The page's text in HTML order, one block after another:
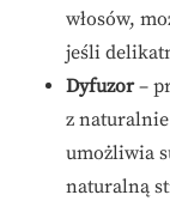
włosów,
jeśli
Dyfuzor–
z
umożliwia
naturalną